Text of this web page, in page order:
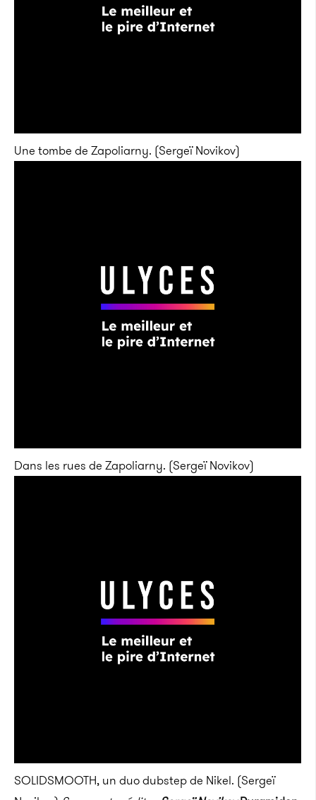
Une tombe de Zapoliarny. (Sergeï Novikov)
Dans les rues de Zapoliarny. (Sergeï Novikov)
SOLIDSMOOTH, un duo dubstep de Nikel. (Sergeï